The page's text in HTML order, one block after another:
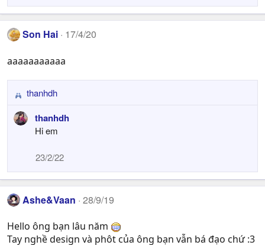
o
n
s
:
Son Hai 17/4/20
aaaaaaaaaaa
R
e
a
o
n
s
:
thanhdh
thanhdh
Hi em
23/2/22
Ashe&Vaan 28/9/19
Hello ông bạn lâu năm
Tay nghề design và phôt của ông bạn vẫn bá đạo chứ :3